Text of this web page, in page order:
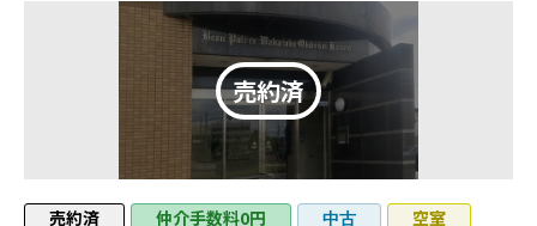
売約済 仲介手数料0円 中古
空室